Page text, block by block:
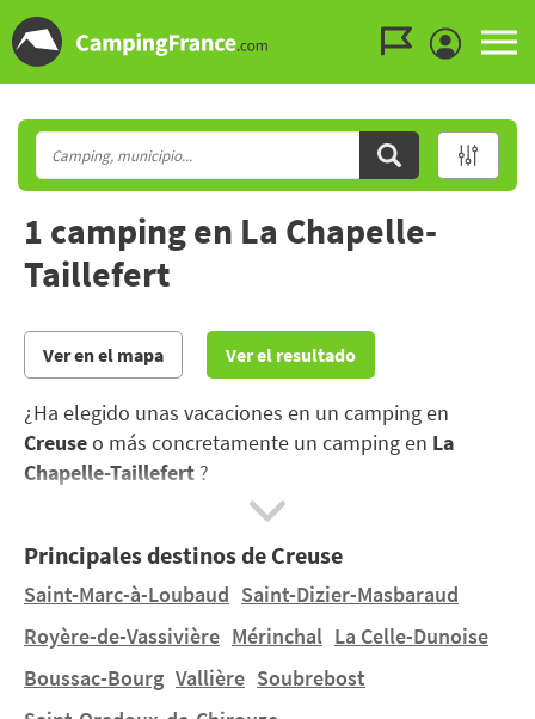
1 camping en La Chapelle-
Taillefert
Ver en el mapa Ver el resultado
¿Ha elegido unas vacaciones en un camping en
Creuseo más concretamente un camping en La
Chapelle-Taillefert ?
paisajes impresionistas y viva una auténtica
experiencia en una tierra llena de riquezas y encanto.
¿Desea alojarse en una tienda de campaña o en una
casa móvil enLa Chapelle-Tailleferten un terreno de
dimensiones humanas ? Encontrará 1 camping en
Principales destinos de Creuse
Saint-Marc-à-Loubaud Saint-Dizier-Masbaraud
Royère-de-Vassivière Mérinchal La Celle-Dunoise
Boussac-Bourg Vallière Soubrebost